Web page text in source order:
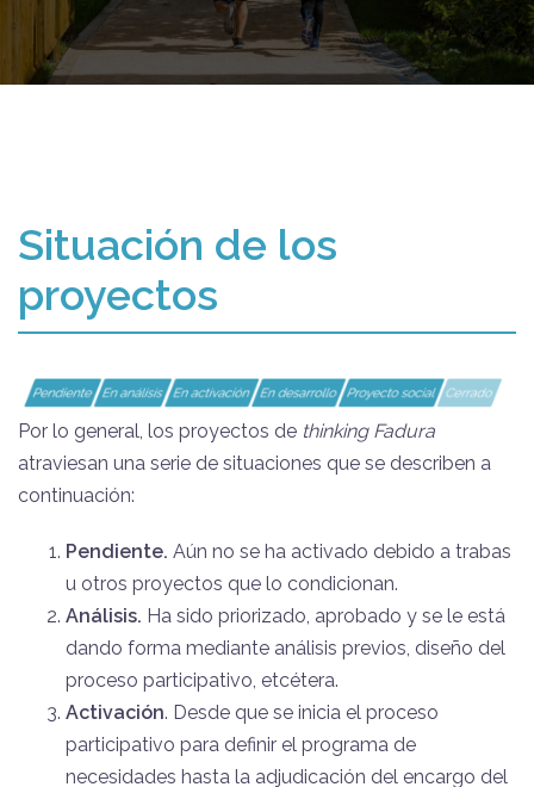
Situación de los
proyectos
Por lo general, los proyectos de thinking Fadura
atraviesan una serie de situaciones que se describen a
continuación:
Pendiente. Aún no se ha activado debido a trabas
u otros proyectos que lo condicionan.
Análisis. Ha sido priorizado, aprobado y se le está
dando forma mediante análisis previos, diseño del
proceso participativo, etcétera.
Activación. Desde que se inicia el proceso
participativo para definir el programa de
necesidades hasta la adjudicación del encargo del